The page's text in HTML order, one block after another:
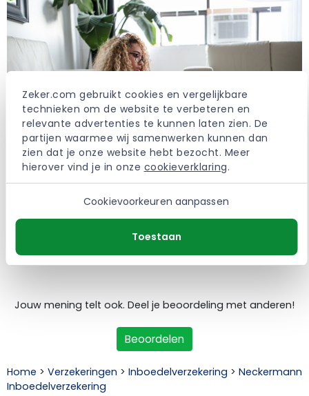
Zeker.com gebruikt cookies en vergelijkbare
technieken om de website te verbeteren en
relevante advertenties te kunnen laten zien. De
partijen waarmee wij samenwerken kunnen dan
zien dat je onze website hebt bezocht. Meer
hierover vind je in onze cookieverklaring.
Cookievoorkeuren aanpassen
Toestaan
Ervaringen met de Neckermann
Inboedelverzekering
Jouw mening telt ook. Deel je beoordeling met anderen!
Beoordelen
Home > Verzekeringen > Inboedelverzekering > Neckermann
Inboedelverzekering